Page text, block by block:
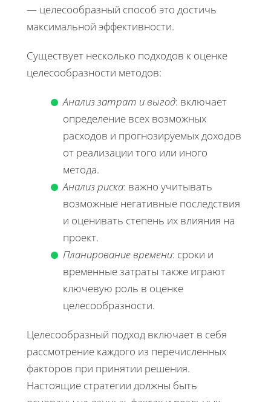
— целесообразный способ это достичь
максимальной эффективности.
Существует несколько подходов к оценке
целесообразности методов:
Анализ затрат и выгод: включает
определение всех возможных
расходов и прогнозируемых доходов
от реализации того или иного
метода.
Анализ риска: важно учитывать
возможные негативные последствия
и оценивать степень их влияния на
проект.
Планирование времени: сроки и
временные затраты также играют
ключевую роль в оценке
целесообразности.
Целесообразный подход включает в себя
рассмотрение каждого из перечисленных
факторов при принятии решения.
Настоящие стратегии должны быть